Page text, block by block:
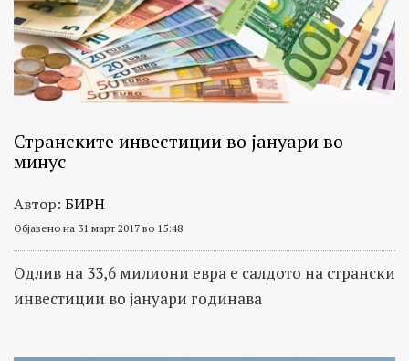
Странските инвестиции во јануари во
минус
Автор: БИРН
Објавено на 31 март 2017 во 15:48
Одлив на 33,6 милиони евра е салдото на странски
инвестиции во јануари годинава